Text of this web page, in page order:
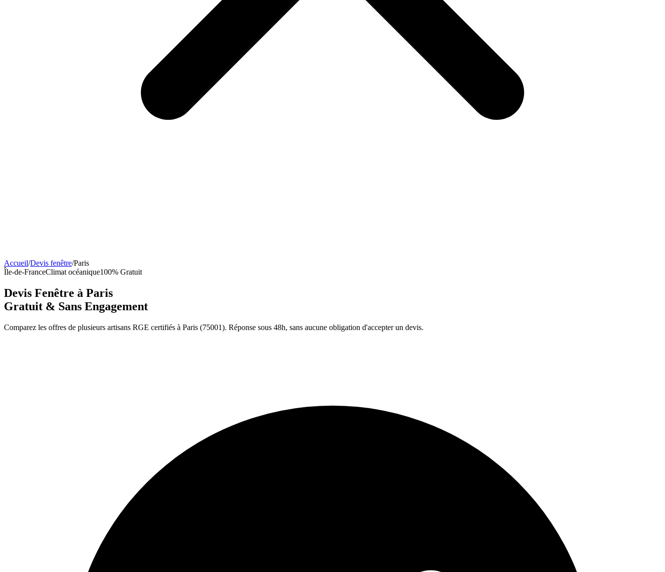
Accueil/Devis fenêtre/Paris
Île-de-FranceClimat océanique100% Gratuit
Devis Fenêtre à Paris
Gratuit & Sans Engagement
Comparez les offres de plusieurs artisans RGE certifiés à Paris (75001). Réponse sous 48h, sans aucune obligation d'accepter un devis.